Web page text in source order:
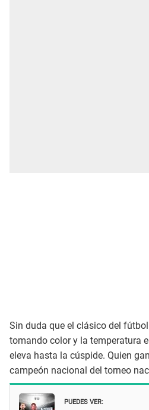
Sin duda que el clásico del
tomando color y la temperatura
eleva hasta la cúspide. Quien
campeón nacional del torneo
PUEDES VER: